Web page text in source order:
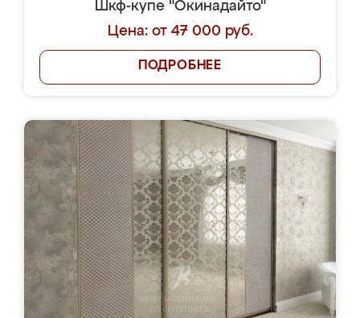
Шкф-купе "Окинадайто"
Цена: от 47 000 руб.
ПОДРОБНЕЕ